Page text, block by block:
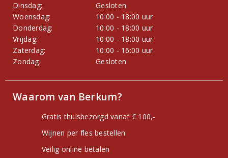
Dinsdag:
Gesloten
Woensdag:
10:00 - 18:00 uur
Donderdag:
10:00 - 18:00 uur
Vrijdag:
10:00 - 18:00 uur
Zaterdag:
10:00 - 16:00 uur
Zondag:
Gesloten
Waarom van Berkum?
Gratis thuisbezorgd vanaf € 100,-
Wijnen per fles bestellen
Veilig online betalen